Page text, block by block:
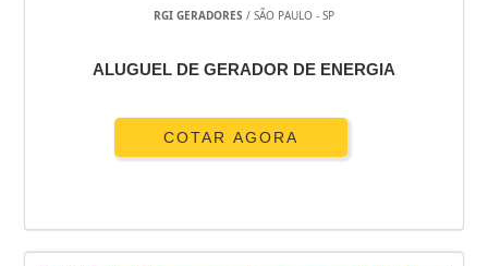
RGI GERADORES / SÃO PAULO - SP
ALUGUEL DE GERADOR DE ENERGIA
COTAR AGORA